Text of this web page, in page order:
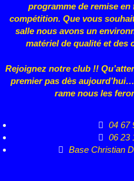
programme de remise en
compétition. Que vous
salle nous avons un
matériel de qualité et des
Rejoignez notre club !!
premier pas dès
rame nous les
04 67
06 23
Base Christian